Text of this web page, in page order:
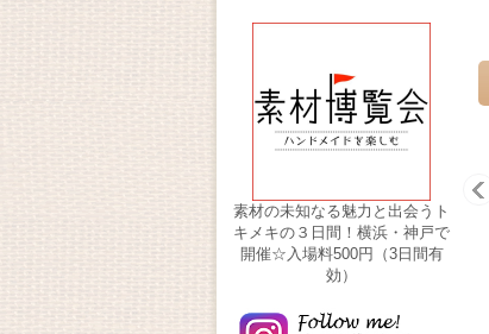
素材の未知なる魅力と出会うト
キメキの３日間！横浜・神戸で
開催☆入場料500円（3日間有
効）